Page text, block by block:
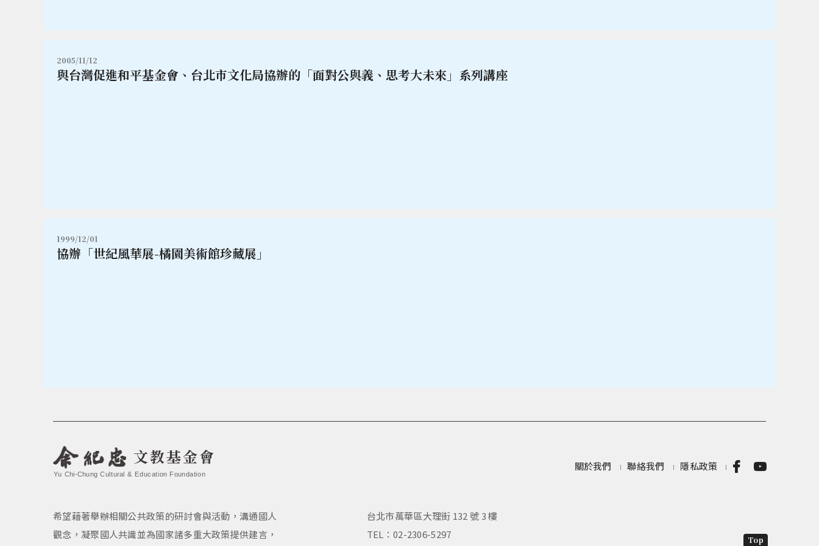
2005/11/12
與台灣促進和平基金會、台北市文化局協辦的「面對公與義、思考大未來」系列講座
1999/12/01
協辦「世紀風華展-橘園美術館珍藏展」
文教基金會
Yu Chi-Chung Cultural & Education Foundation
關於我們 聯絡我們 隱私政策
希望藉著舉辦相關公共政策的研討會與活動，溝通國人
觀念，凝聚國人共識並為國家諸多重大政策提供建言，
台北市萬華區大理街 132 號 3 樓
TEL：02-2306-5297
Top